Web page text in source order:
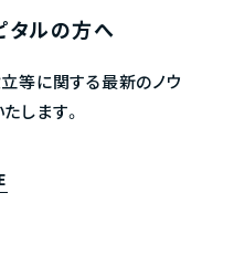
タルの方へ
等に関する最新のノウ
します。